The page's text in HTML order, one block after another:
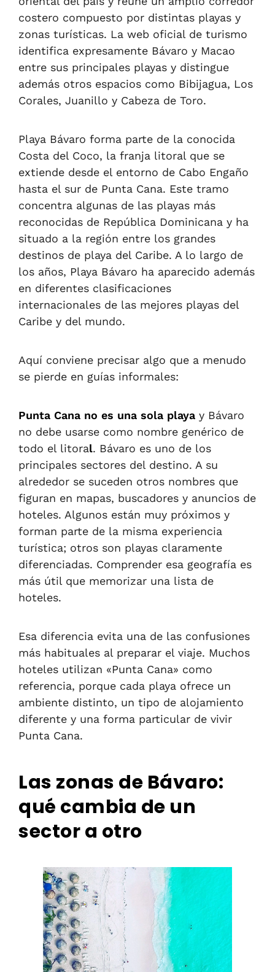
costero compuesto por distintas playas y
zonas turísticas. La web oficial de turismo
identifica expresamente Bávaro y Macao
entre sus principales playas y distingue
además otros espacios como Bibijagua, Los
Corales, Juanillo y Cabeza de Toro.
Playa Bávaro forma parte de la conocida
Costa del Coco, la franja litoral que se
extiende desde el entorno de Cabo Engaño
hasta el sur de Punta Cana. Este tramo
concentra algunas de las playas más
reconocidas de República Dominicana y ha
situado a la región entre los grandes
destinos de playa del Caribe. A lo largo de
los años, Playa Bávaro ha aparecido además
en diferentes clasificaciones
internacionales de las mejores playas del
Caribe y del mundo.
Aquí conviene precisar algo que a menudo
se pierde en guías informales:
Punta Cana no es una sola playa y Bávaro
no debe usarse como nombre genérico de
todo el litoral. Bávaro es uno de los
principales sectores del destino. A su
alrededor se suceden otros nombres que
figuran en mapas, buscadores y anuncios de
hoteles. Algunos están muy próximos y
forman parte de la misma experiencia
turística; otros son playas claramente
diferenciadas. Comprender esa geografía es
más útil que memorizar una lista de
hoteles.
Esa diferencia evita una de las confusiones
más habituales al preparar el viaje. Muchos
hoteles utilizan «Punta Cana» como
referencia, porque cada playa ofrece un
ambiente distinto, un tipo de alojamiento
diferente y una forma particular de vivir
Punta Cana.
Las zonas de Bávaro:
qué cambia de un
sector a otro